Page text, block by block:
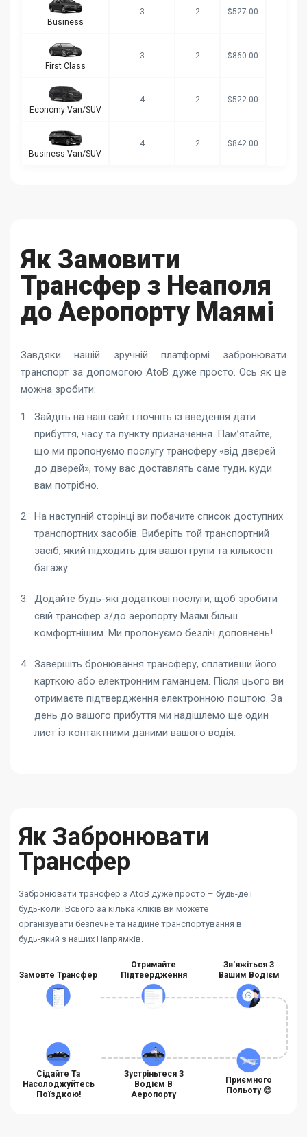
Business
3 2 $527.00
First Class
3 2 $860.00
Economy Van/SUV
4 2 $522.00
Business Van/SUV
4 2 $842.00
Як Замовити
Трансфер з Неаполя
до Аеропорту Маямі
Завдяки нашій зручній платформі забронювати
транспорт за допомогою AtoB дуже просто. Ось як це
можна зробити:
Зайдіть на наш сайт і почніть із введення дати
прибуття, часу та пункту призначення. Пам’ятайте,
що ми пропонуємо послугу трансферу «від дверей
до дверей», тому вас доставлять саме туди, куди
вам потрібно.
На наступній сторінці ви побачите список доступних
транспортних засобів. Виберіть той транспортний
засіб, який підходить для вашої групи та кількості
багажу.
Додайте будь-які додаткові послуги, щоб зробити
свій трансфер з/до аеропорту Маямі більш
комфортнішим. Ми пропонуємо безліч доповнень!
Завершіть бронювання трансферу, сплативши його
карткою або електронним гаманцем. Після цього ви
отримаєте підтвердження електронною поштою. За
день до вашого прибуття ми надішлемо ще один
лист із контактними даними вашого водія.
Як Забронювати
Трансфер
Забронювати трансфер з AtoB дуже просто – будь-де і
будь-коли. Всього за кілька кліків ви можете
організувати безпечне та надійне транспортування в
будь-який з наших Напрямків.
Замовте Трансфер
Отримайте
Підтвердження
Зв'яжіться З
Вашим Водієм
Сідайте Та
Насолоджуйтесь
Поїздкою!
Зустріньтеся З
Водієм В
Аеропорту
Приємного
Польоту 😊